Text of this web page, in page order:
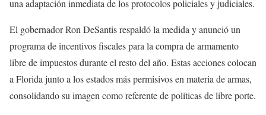
una adaptación inmediata de los protocolos policiales y judiciales.
El gobernador Ron DeSantis respaldó la medida y anunció un
programa de incentivos fiscales para la compra de armamento
libre de impuestos durante el resto del año. Estas acciones colocan
a Florida junto a los estados más permisivos en materia de armas,
consolidando su imagen como referente de políticas de libre porte.